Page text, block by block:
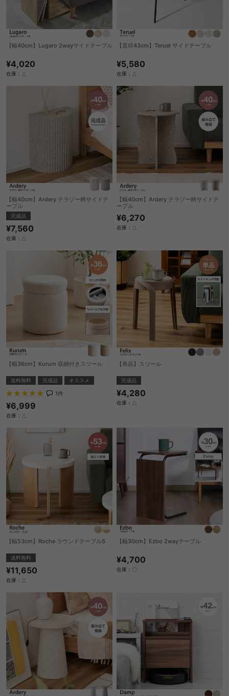
【幅40cm】Lugaro 2wayサイドテーブル
¥4,020
在庫：△
【直径43cm】Teruel サイドテーブル
¥5,580
在庫：△
【幅40cm】Ardery テラゾー柄サイドテ
ーブル
完成品
¥7,560
在庫：△
【幅40cm】Ardery テラゾー柄サイドテ
ーブル
¥6,270
在庫：△
【幅36cm】Kurum 収納付きスツール
送料無料 完成品 オススメ
1件
¥6,999
在庫：△
【単品】スツール
完成品
¥4,280
在庫：△
【幅53cm】Roche ラウンドテーブルS
送料無料
¥11,650
在庫：△
【幅30cm】Ezbo 2wayテーブル
¥4,700
在庫：〇